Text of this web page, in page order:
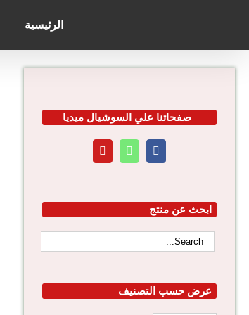
الرئيسية
صفحاتنا علي السوشيال ميديا
ابحث عن منتج
عرض حسب التصنيف